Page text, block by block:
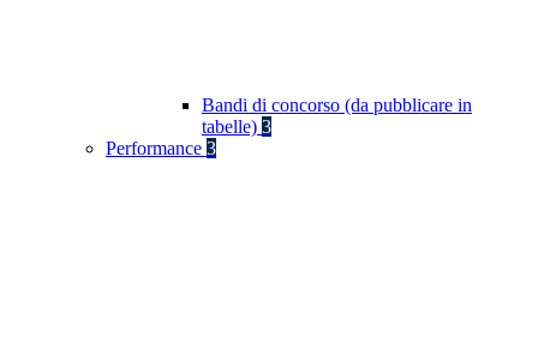
Bandi di concorso (da pubblicare in
tabelle) 3
Performance 3